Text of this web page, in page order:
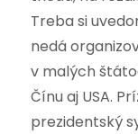
Treba si
nedá
v malých
Čínu aj USA.
prezidentský